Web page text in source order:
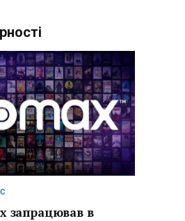
запрацював в